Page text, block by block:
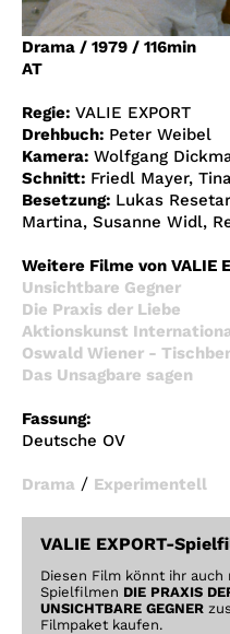
Account
Suche
Drama / 1979 / 116min
AT
Regie: VALIE EXPORT
Drehbuch: Peter Weibel
Kamera: Wolfgang
Schnitt: Friedl Mayer,
Besetzung: Lukas
Martina, Susanne Widl,
Weitere Filme von VALIE
Unsichtbare Gegner
Die Praxis der Liebe
Aktionskunst
Oswald Wiener -
Das Unsagbare sagen
Fassung:
Deutsche OV
Drama / Experimentell
VALIE EXPORT-
Diesen Film könnt ihr auch
Spielfilmen DIE PRAXIS
UNSICHTBARE GEGNER
Filmpaket kaufen.